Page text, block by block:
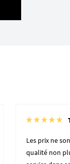
Les prix ne
qualité non